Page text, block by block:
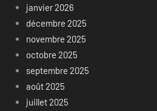
janvier 2026
décembre 2025
novembre 2025
octobre 2025
septembre 2025
août 2025
juillet 2025